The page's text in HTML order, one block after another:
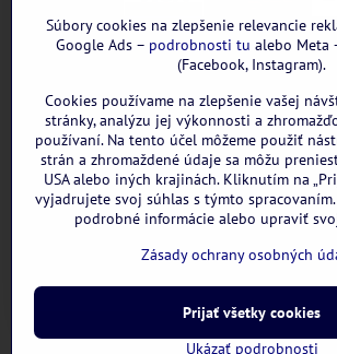
Súbory cookies na zlepšenie relevancie
Google Ads – podrobnosti tu alebo Meta
(Facebook, Instagram).
Cookies používame na zlepšenie vašej
stránky, analýzu jej výkonnosti a
používaní. Na tento účel môžeme použiť
strán a zhromaždené údaje sa môžu
USA alebo iných krajinách. Kliknutím na
vyjadrujete svoj súhlas s týmto
podrobné informácie alebo upraviť
Zásady ochrany osobných
Ukázať podrobnosti
Prijať všetky cookies